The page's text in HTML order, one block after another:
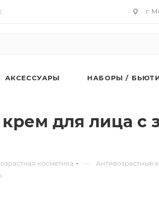
г.
АКСЕССУАРЫ НАБОРЫ /
для лица с
косметика — Антивозрастные